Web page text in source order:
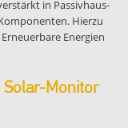
in Passivhaus-
Hierzu
Energien
Monitor